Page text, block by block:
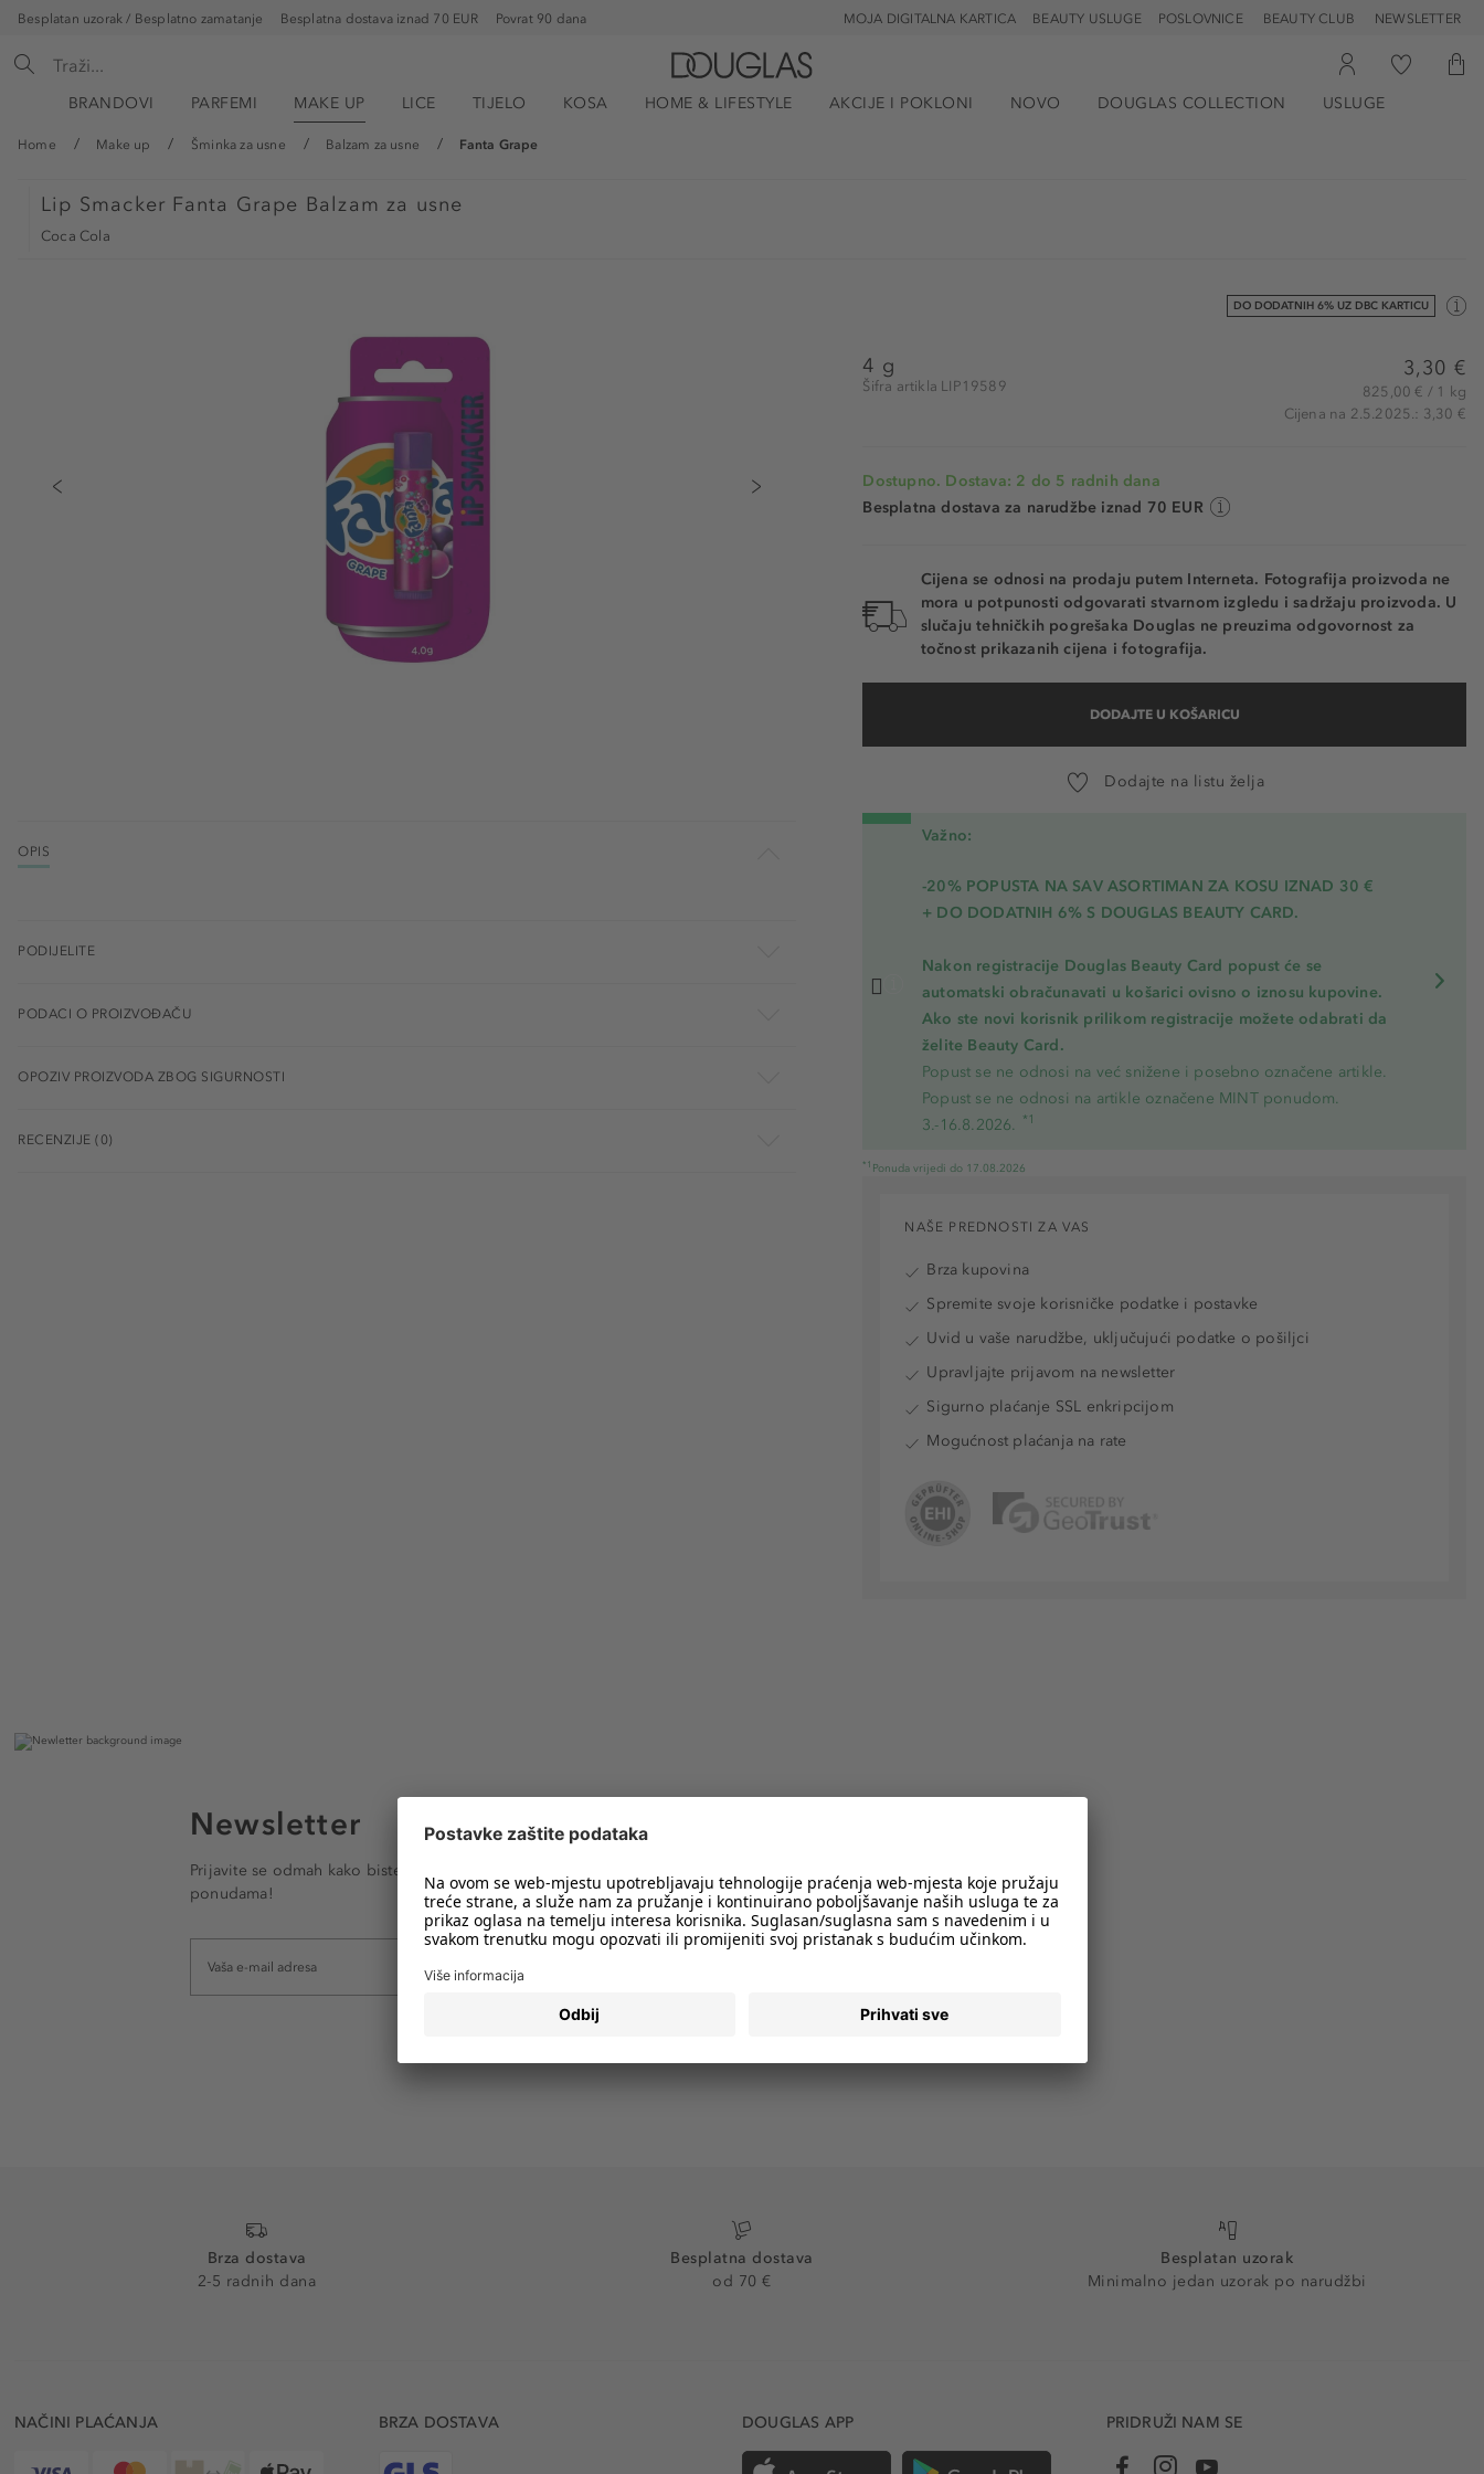
Besplatan uzorak / Besplatno zamatanje Besplatna dostava iznad 70 EUR Povrat 90 dana POSLOVNICE BEAUTY CLUB NEWSLETTER
BEAUTY USLUGE
MOJA DIGITALNA KARTICA
BRANDOVI PARFEMI MAKE UP LICE TIJELO KOSA HOME & LIFESTYLE AKCIJE I POKLONI NOVO DOUGLAS COLLECTION USLUGE
Home Make up Šminka za usne Balzam za usne Fanta Grape
Lip Smacker Fanta Grape Balzam za usne
Coca Cola
DO DODATNIH 6% UZ DBC KARTICU
4 g
Šifra artikla LIP19589
3,30 €
825,00 € / 1 kg
Cijena na 2.5.2025.: 3,30 €
Dostupno. Dostava: 2 do 5 radnih dana
Besplatna dostava za narudžbe iznad 70 EUR
Cijena se odnosi na prodaju putem Interneta. Fotografija proizvoda ne
mora u potpunosti odgovarati stvarnom izgledu i sadržaju proizvoda. U
slučaju tehničkih pogrešaka Douglas ne preuzima odgovornost za
točnost prikazanih cijena i fotografija.
DODAJTE U KOŠARICU
Dodajte na listu želja
Važno:
-20% POPUSTA NA SAV ASORTIMAN ZA KOSU IZNAD 30 €
+ DO DODATNIH 6% S DOUGLAS BEAUTY CARD.
Nakon registracije Douglas Beauty Card popust će se
automatski obračunavati u košarici ovisno o iznosu kupovine.
Ako ste novi korisnik prilikom registracije možete odabrati da
želite Beauty Card.
Popust se ne odnosi na već snižene i posebno označene artikle.
Popust se ne odnosi na artikle označene MINT ponudom.
3.-16.8.2026.
*1
*1 Ponuda vrijedi do 17.08.2026
OPIS
PODIJELITE
PODACI O PROIZVOĐAČU
OPOZIV PROIZVODA ZBOG SIGURNOSTI
RECENZIJE (0)
NAŠE PREDNOSTI ZA VAS
Brza kupovina
Spremite svoje korisničke podatke i postavke
Uvid u vaše narudžbe, uključujući podatke o pošiljci
Upravljajte prijavom na newsletter
Sigurno plaćanje SSL enkripcijom
Mogućnost plaćanja na rate
Newsletter
Prijavite se odmah kako biste e-mailom primali obavijesti o svim trendovima i
ponudama!
Brza dostava
2-5 radnih dana
Besplatna dostava
od 70 €
Besplatan uzorak
Minimalno jedan uzorak po narudžbi
NAČINI PLAĆANJA BRZA DOSTAVA DOUGLAS APP PRIDRUŽI NAM SE